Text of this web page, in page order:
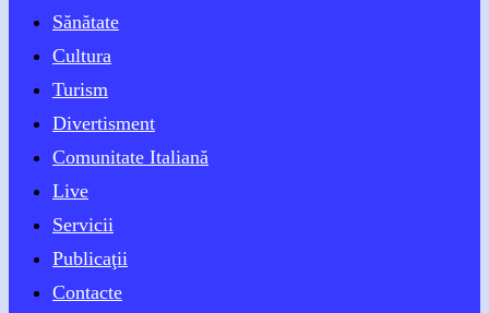
Sănătate
Cultura
Turism
Divertisment
Comunitate Italiană
Live
Servicii
Publicaţii
Contacte